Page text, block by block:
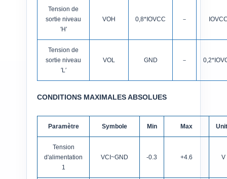
Tension de
sortie niveau
′H′
VOH 0,8*IOVCC －
Tension de
sortie niveau
′L′
VOL GND －
CONDITIONS MAXIMALES ABSOLUES
Paramètre Symbole Min Max
Tension
d'alimentation
1
VCI~GND -0.3 +4.6 V